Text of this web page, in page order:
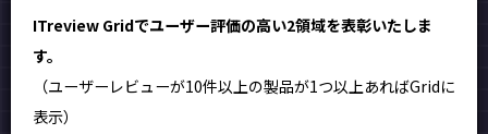
ITreview Gridでユーザー評価の高い2領域を表彰いたしま
す。
（ユーザーレビューが10件以上の製品が1つ以上あればGridに
表示）